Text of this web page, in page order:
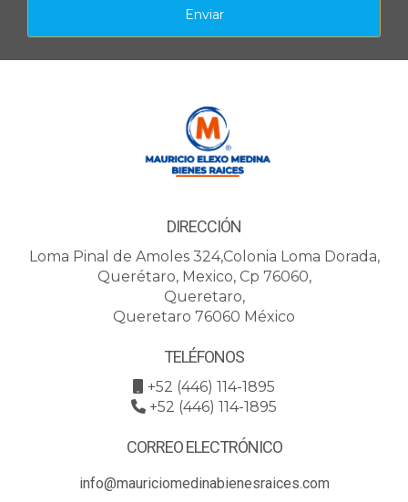
Enviar
DIRECCIÓN
Loma Pinal de Amoles 324,Colonia Loma Dorada,
Querétaro, Mexico, Cp 76060,
Queretaro,
Queretaro 76060 México
TELÉFONOS
+52 (446) 114-1895
+52 (446) 114-1895
CORREO ELECTRÓNICO
info@mauriciomedinabienesraices.com